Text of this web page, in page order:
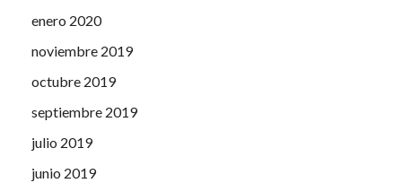
enero 2020
noviembre 2019
octubre 2019
septiembre 2019
julio 2019
junio 2019